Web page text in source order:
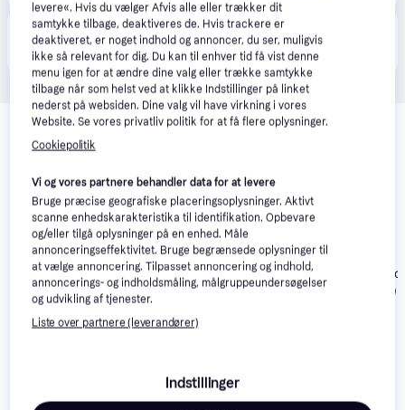
Produktet fås også hos 2 butikker, som ikke er
betalende kunde i denne kategori.
Relaterede produkter
Se vores forslag til andre produkter, der matcher dine
Trender
Victorinox Swiss
Classic Bordgaffel
10cm
aida Groovy
Bordgaffel 19cm 4stk
Zwilling
Bordgaffel
levere«. Hvis du vælger Afvis alle eller trækker dit
samtykke tilbage, deaktiveres de. Hvis trackere er
deaktiveret, er noget indhold og annoncer, du ser, muligvis
ikke så relevant for dig. Du kan til enhver tid få vist denne
menu igen for at ændre dine valg eller trække samtykke
tilbage når som helst ved at klikke Indstillinger på linket
nederst på websiden. Dine valg vil have virkning i vores
Website. Se vores privatliv politik for at få flere oplysninger.
Cookiepolitik
Vi og vores partnere behandler data for at levere
Bruge præcise geografiske placeringsoplysninger. Aktivt
scanne enhedskarakteristika til identifikation. Opbevare
og/eller tilgå oplysninger på en enhed. Måle
annonceringseffektivitet. Bruge begrænsede oplysninger til
at vælge annoncering. Tilpasset annoncering og indhold,
annoncerings- og indholdsmåling, målgruppeundersøgelser
og udvikling af tjenester.
Liste over partnere (leverandører)
Indstillinger